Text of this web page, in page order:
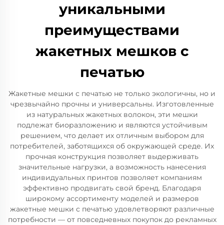
уникальными
преимуществами
жакетных мешков с
печатью
Жакетные мешки с печатью не только экологичны, но и
чрезвычайно прочны и универсальны. Изготовленные
из натуральных жакетных волокон, эти мешки
подлежат биоразложению и являются устойчивым
решением, что делает их отличным выбором для
потребителей, заботящихся об окружающей среде. Их
прочная конструкция позволяет выдерживать
значительные нагрузки, а возможность нанесения
индивидуальных принтов позволяет компаниям
эффективно продвигать свой бренд. Благодаря
широкому ассортименту моделей и размеров
жакетные мешки с печатью удовлетворяют различные
потребности — от повседневных покупок до рекламных